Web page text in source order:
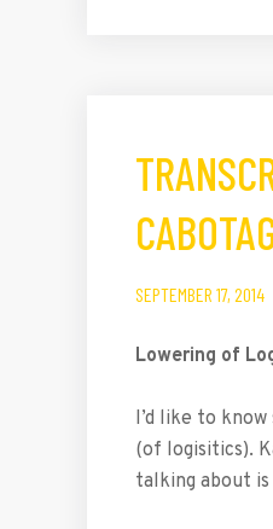
SEPTEMBER 17, 2014
Lowering of
I’d like to
(of logisitics).
talking about